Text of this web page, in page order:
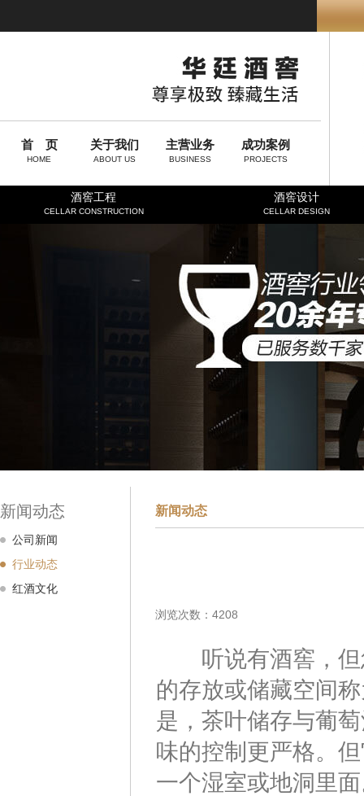
首 页
HOME
关于我们
ABOUT US
主营业务
BUSINESS
成功案例
PROJECTS
酒窖工程
CELLAR CONSTRUCTION
酒窖设计
CELLAR DESIGN
新闻动态
公司新闻
行业动态
红酒文化
新闻动态
浏览次数：4208
听说有酒窖，但
的存放或储藏空间
是，茶叶储存与葡
味的控制更严格。
一个湿室或地洞里